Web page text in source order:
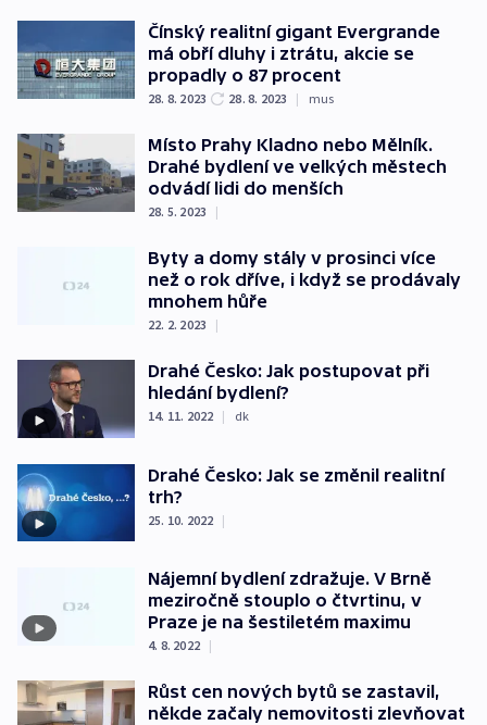
Čínský realitní gigant Evergrande
má obří dluhy i ztrátu, akcie se
propadly o 87 procent
28. 8. 2023 28. 8. 2023 | mus
Místo Prahy Kladno nebo Mělník.
Drahé bydlení ve velkých městech
odvádí lidi do menších
28. 5. 2023 |
Byty a domy stály v prosinci více
než o rok dříve, i když se prodávaly
mnohem hůře
22. 2. 2023 |
Drahé Česko: Jak postupovat při
hledání bydlení?
14. 11. 2022 | dk
Drahé Česko: Jak se změnil realitní
trh?
25. 10. 2022 |
Nájemní bydlení zdražuje. V Brně
meziročně stouplo o čtvrtinu, v
Praze je na šestiletém maximu
4. 8. 2022 |
Růst cen nových bytů se zastavil,
někde začaly nemovitosti zlevňovat